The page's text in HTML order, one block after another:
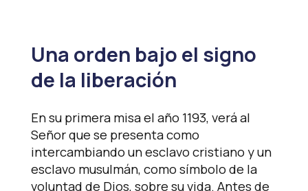
Una orden bajo el signo
de la liberación
En su primera misa el año 1193, verá al
Señor que se presenta como
intercambiando un esclavo cristiano y un
esclavo musulmán, como símbolo de la
voluntad de Dios, sobre su vida. Antes de